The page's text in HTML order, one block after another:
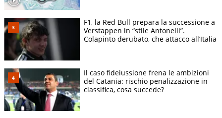
F1, la Red Bull prepara la successione a
Verstappen in “stile Antonelli”.
Colapinto derubato, che attacco all’Italia
Il caso fideiussione frena le ambizioni
del Catania: rischio penalizzazione in
classifica, cosa succede?